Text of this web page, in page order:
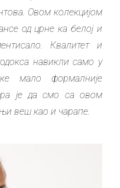
Овом колекцијом
од црне ка белој и
Квалитет и
навикли само у
мало формалније
је да смо са овом
веш као и чарапе.